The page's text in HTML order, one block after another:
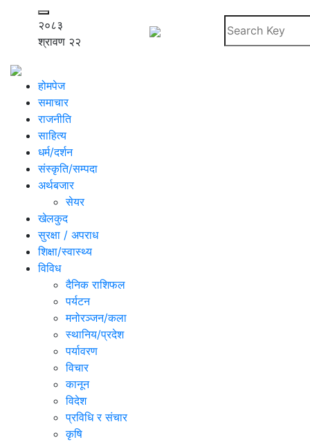
२०८३
श्रावण २२
होमपेज
समाचार
राजनीति
साहित्य
धर्म/दर्शन
संस्कृति/सम्पदा
अर्थबजार
सेयर
खेलकुद
सुरक्षा / अपराध
शिक्षा/स्वास्थ्य
विविध
दैनिक राशिफल
पर्यटन
मनोरञ्जन/कला
स्थानिय/प्रदेश
पर्यावरण
विचार
कानून
विदेश
प्रविधि र संचार
कृषि